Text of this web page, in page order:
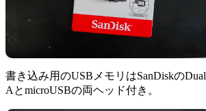
書き込み用のUSBメモリはSanDiskの
AとmicroUSBの両ヘッド付き。